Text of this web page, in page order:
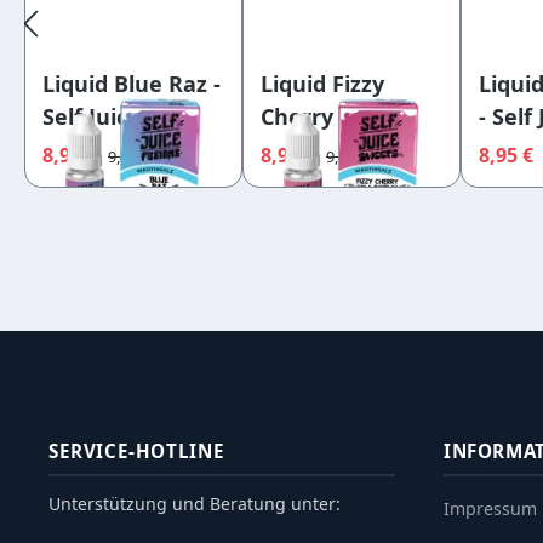
Liquid Blue Raz -
Self Juice
Nikotinsalz
10mg
8,95 € 9,40 €
Liquid Fizzy
Cherry Cola
Bottles - Self
Juice Nikotinsalz
8,95 € 9,40 €
- Self
10mg
8,95 €
SERVICE-HOTLINE
Unterstützung und Beratung unter:
Impressum